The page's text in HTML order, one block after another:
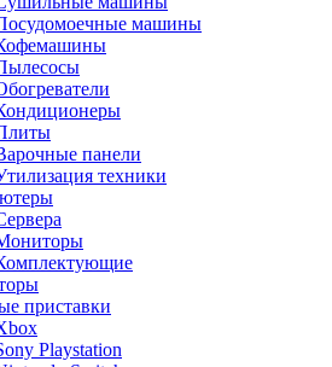
машины
панели
техники
приставки
Playstation